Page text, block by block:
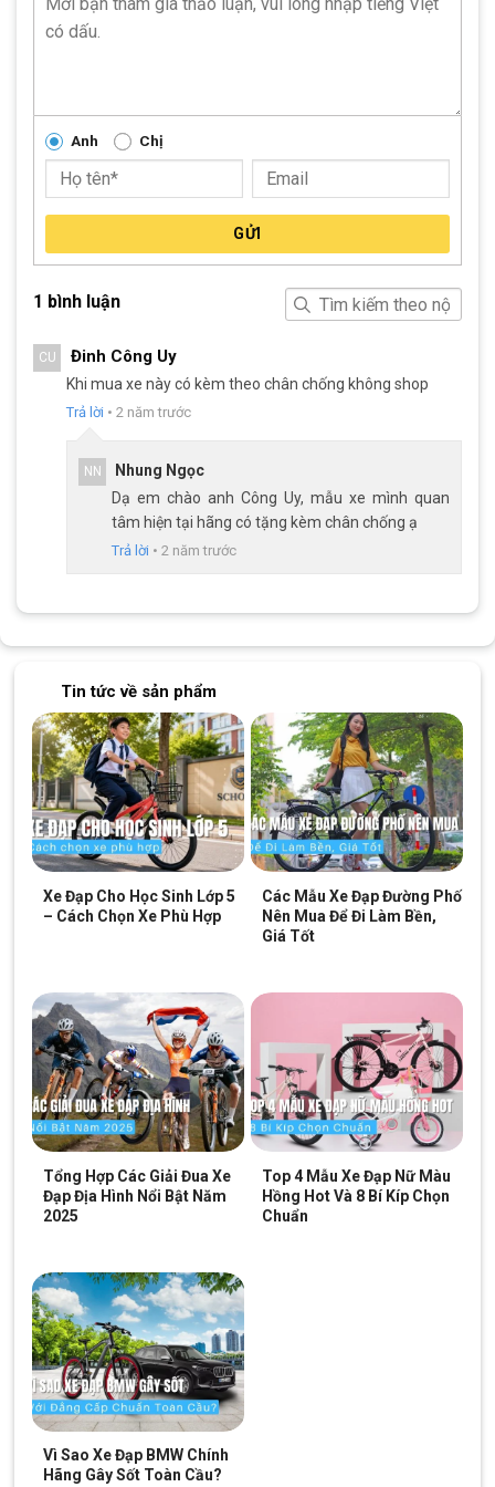
Tay đề lắc L-Twoo R5 với 2 đĩa và 9 líp
Đùi đĩa: Đùi đĩa làm từ hợp kim nhôm L-Twoo, cốt vuông và
bạc đạn, mang lại sự chắc chắn và độ bền trong quá trình vận
Đùi đĩa hợp kim nhôm L-TWOO, Cốt vuông, Bạc đạn
Xe được trang bị dĩa 2 tầng, líp thả 9 tầng, tối ưu hóa hiệu suất
truyền động và giúp điều chỉnh tốc độ một cách linh hoạt.
Sên 9 tốc độ, thiết kế chắc chắn và đáng tin cậy, giữ cho hệ
thống truyền động hoạt động trơn tru và ổn định.
Xem thêm: Một số mẫu xe đạp đua từ 5-7
triệu
Giảm 12%
Anh Chị
GỬI
1 bình luận
CU Đinh Công Uy
Khi mua xe này có kèm theo chân chống không shop
Trả lời • 2 năm trước
NN
Nhung Ngọc
Dạ em chào anh Công Uy, mẫu xe mình quan
tâm hiện tại hãng có tặng kèm chân chống ạ
Trả lời • 2 năm trước
Tin tức về sản phẩm
Xe Đạp Cho Học Sinh Lớp 5
– Cách Chọn Xe Phù Hợp
Các Mẫu Xe Đạp Đường Phố
Nên Mua Để Đi Làm Bền,
Giá Tốt
Tổng Hợp Các Giải Đua Xe
Đạp Địa Hình Nổi Bật Năm
2025
Top 4 Mẫu Xe Đạp Nữ Màu
Hồng Hot Và 8 Bí Kíp Chọn
Chuẩn
Vì Sao Xe Đạp BMW Chính
Hãng Gây Sốt Toàn Cầu?